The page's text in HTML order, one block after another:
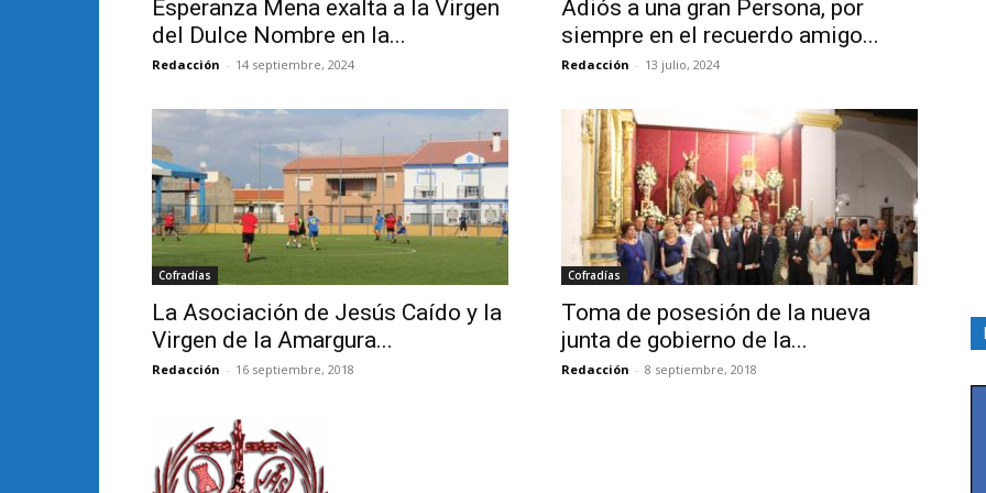
Esperanza Mena exalta a la Virgen
del Dulce Nombre en la...
Redacción - 14 septiembre, 2024
Adiós a una gran Persona, por
siempre en el recuerdo amigo...
Redacción - 13 julio, 2024
Cofradías
La Asociación de Jesús Caído y la
Virgen de la Amargura...
Redacción - 16 septiembre, 2018
Cofradías
Toma de posesión de la nueva
junta de gobierno de la...
Redacción - 8 septiembre, 2018